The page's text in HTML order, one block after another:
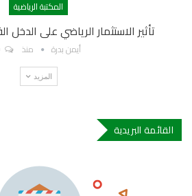
المكتبة الرياضية
تأثير الاستثمار الرياضي على
أيمن بدرة منذ
المزيد
القائمة البريدية